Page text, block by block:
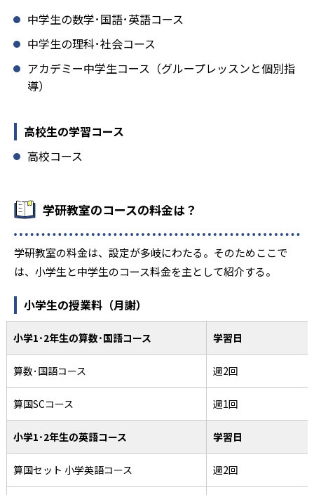
中学生の数学･国語･英語コース
中学生の理科･社会コース
アカデミー中学生コース（グループレッスンと個別指
導）
高校生の学習コース
高校コース
学研教室のコースの料金は？
学研教室の料金は、設定が多岐にわたる。そのためここで
は、小学生と中学生のコース料金を主として紹介する。
小学生の授業料（月謝）
小学1･2年生の算数･国語コース 学習日
算数･国語コース 週2回
算国SCコース 週1回
小学1･2年生の英語コース 学習日
算国セット 小学英語コース 週2回